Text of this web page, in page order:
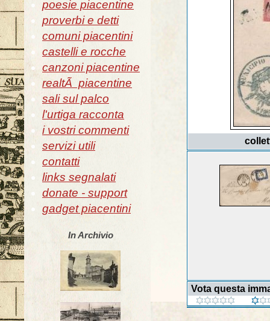
poesie piacentine
proverbi e detti
comuni piacentini
castelli e rocche
canzoni piacentine
realtÃ piacentine
sali sul palco
l'urtiga racconta
i vostri commenti
servizi utili
contatti
links segnalati
donate - support
gadget piacentini
In Archivio
Vota questa